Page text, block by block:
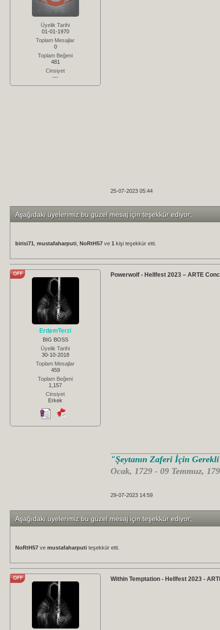
Üyelik Tarihi
01-01-1970
Toplam Mesajlar
0
Toplam Beğeni
481
Cinsiyet
---
25-07-2023 05:44
Aşağıdaki üyelerimiz bu güzel mesaj için teşekkür ediyor;
birisi71 mustafaharputi NoRtH57 ve 1 kişi teşekkür etti.
ErdemTerzi
BIG BOSS
Üyelik Tarihi
30-10-2018
Toplam Mesajlar
459
Toplam Beğeni
1,157
Cinsiyet
Erkek
Powerwolf - Hellfest 2023 – ARTE
"Şeytanın Zaferi İçin
Ocak, 1729 - 09 Temmuz,
29-07-2023 14:59
Aşağıdaki üyelerimiz bu güzel mesaj için teşekkür ediyor;
NoRtH57 ve mustafaharputi teşekkür etti.
Within Temptation - Hellfest 2023 -